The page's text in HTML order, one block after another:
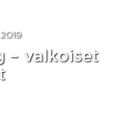
– valkoiset